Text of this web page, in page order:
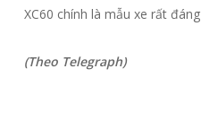
XC60 chính là mẫu xe rất
(Theo Telegraph)